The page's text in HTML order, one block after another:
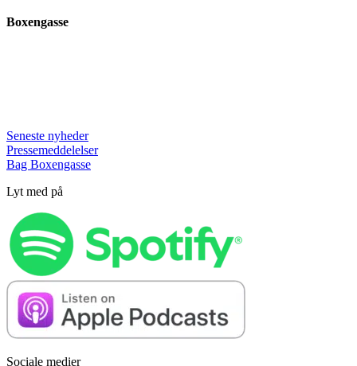
Boxengasse
Seneste nyheder
Pressemeddelelser
Bag Boxengasse
Lyt med på
Sociale medier